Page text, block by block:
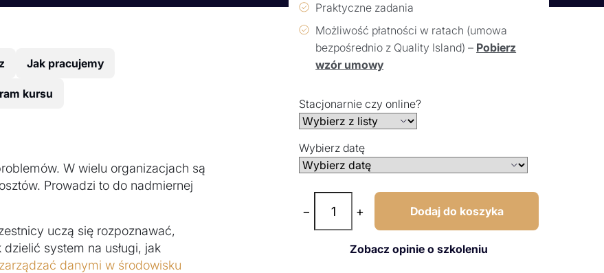
Praktyczne zadania
Możliwość płatności w ratach (umowa
bezpośrednio z Quality Island) – Pobierz
wzór umowy
Stacjonarnie czy online?
Wybierz datę
− + Dodaj do koszyka
Zobacz opinie o szkoleniu
Jak pracujemy
kursu
W wielu organizacjach są
Prowadzi to do nadmiernej
uczą się rozpoznawać,
system na usługi, jak
zarządzać danymi w środowisku